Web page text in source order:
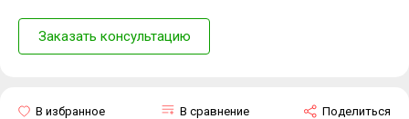
Заказать консультацию
Поделиться
В сравнение
В избранное